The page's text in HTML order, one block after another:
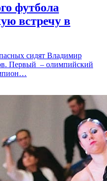
футбола
встречу в
сидят Владимир
Первый – олимпийский